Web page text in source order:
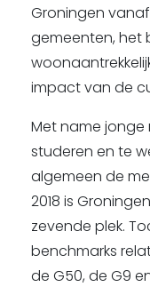
Groningen
gemeenten, het
impact van de
Met name jonge
studeren en te
algemeen de
2018 is
zevende plek.
benchmarks
de G50, de G9